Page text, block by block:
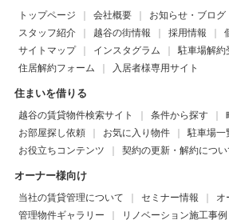
トップページ 会社概要 お知らせ・ブログ
スタッフ紹介
越谷の街情報 採用情報
サイトマップ
インスタグラム
駐車場解約
住居解約フォーム
入居者様専用サイト
住まいを借りる
越谷の賃貸物件検索サイト 条件から探す
お部屋探し依頼
お気に入り物件
駐車場一
お役立ちコンテンツ
契約の更新・解約につい
オーナー様向け
当社の賃貸管理について セミナー情報
オ
管理物件ギャラリー
リノベーション施工事例